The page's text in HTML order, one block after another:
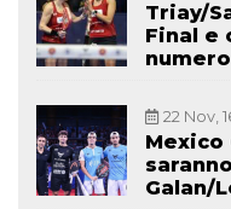
Triay/
Final e
22 Nov,
Mexico
Galan/